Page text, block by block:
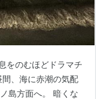
をのむほどドラマチ
、海に赤潮の気配
島方面へ。 暗くな